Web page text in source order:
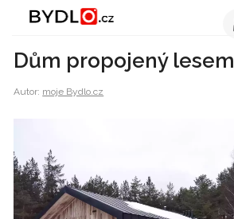
Dům propojený lesem
Autor: moje Bydlo.cz